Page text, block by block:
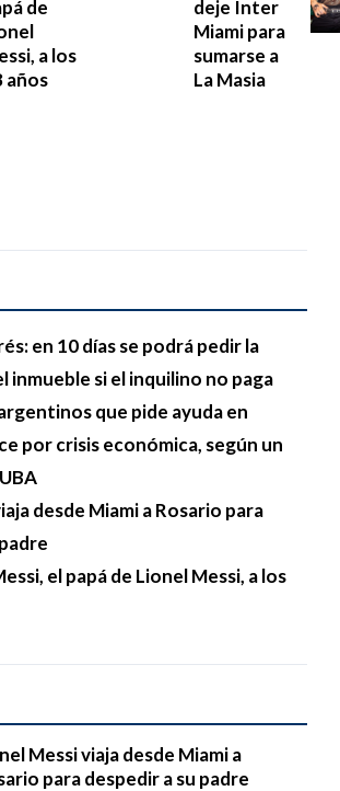
de
a los
años
deje Inter
Miami para
sumarse a
La Masia
en 10 días se podrá pedir la
inmueble si el inquilino no paga
que pide ayuda en
por crisis económica, según un
desde Miami a Rosario para
el papá de Lionel Messi, a los
Messi viaja desde Miami a
para despedir a su padre